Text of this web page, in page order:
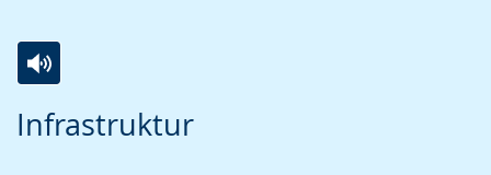
Infrastruktur
Leichten
Audio-
Video